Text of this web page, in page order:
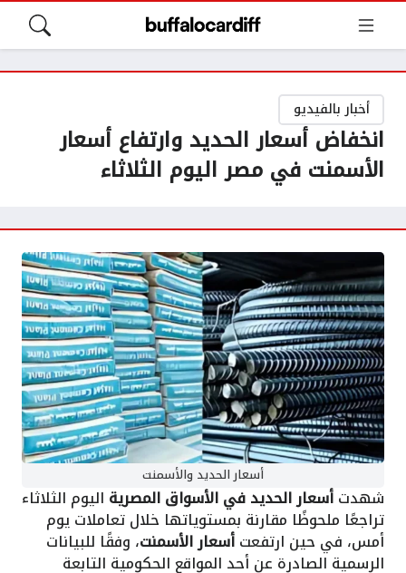
أخبار بالفيديو
انخفاض أسعار الحديد وارتفاع أسعار
الأسمنت في مصر اليوم الثلاثاء
أسعار الحديد والأسمنت
شهدتأسعار الحديد في الأسواق المصرية اليوم الثلاثاء
تراجعًا ملحوظًا مقارنة بمستوياتها خلال تعاملات يوم
أمس، في حين ارتفعتأسعار الأسمنت، وفقًا للبيانات
الرسمية الصادرة عن أحد المواقع الحكومية التابعة